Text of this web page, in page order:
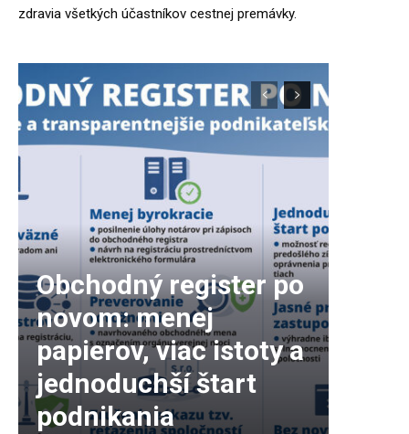
zdravia všetkých účastníkov cestnej premávky.
Obchodný register po
novom: menej
papierov, viac istoty a
jednoduchší štart
podnikania